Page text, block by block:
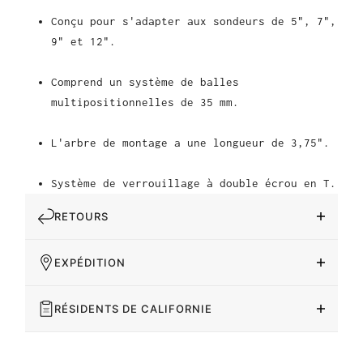
Conçu pour s'adapter aux sondeurs de 5", 7",
9" et 12".
Comprend un système de balles
multipositionnelles de 35 mm.
L'arbre de montage a une longueur de 3,75".
Système de verrouillage à double écrou en T.
RETOURS
EXPÉDITION
RÉSIDENTS DE CALIFORNIE